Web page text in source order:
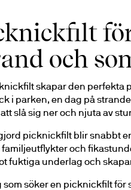
och
skapar den perfekta
i parken, en dag på
slå sig ner och njuta av
picknickfilt blir snabbt
familjeutflykter och
fuktiga underlag och
som söker en picknickfilt